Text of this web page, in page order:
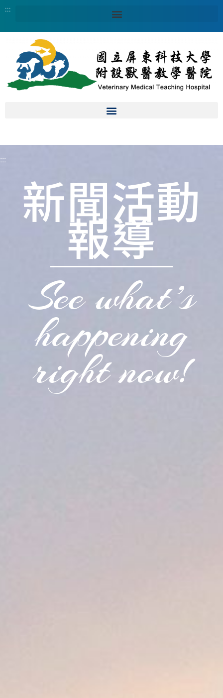
:::
:::
新聞活動
報導
See what’s
happening
right now!